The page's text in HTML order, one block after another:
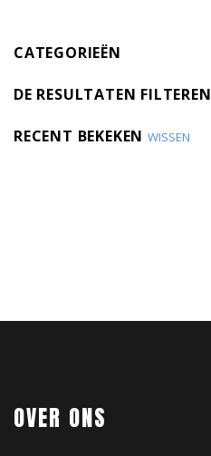
CATEGORIEËN
DE RESULTATEN FILTEREN
RECENT BEKEKEN WISSEN
OVER ONS